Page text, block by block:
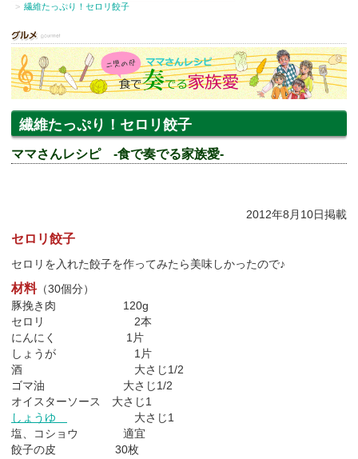
繊維たっぷり！セロリ餃子
繊維たっぷり！セロリ餃子
ママさんレシピ -食で奏でる家族愛-
2012年8月10日掲載
セロリ餃子
セロリを入れた餃子を作ってみたら美味しかったので♪
材料（30個分）
豚挽き肉 120g
セロリ 2本
にんにく 1片
しょうが 1片
酒 大さじ1/2
ゴマ油 大さじ1/2
オイスターソース 大さじ1
しょうゆ
大さじ1
塩、コショウ 適宜
餃子の皮 30枚